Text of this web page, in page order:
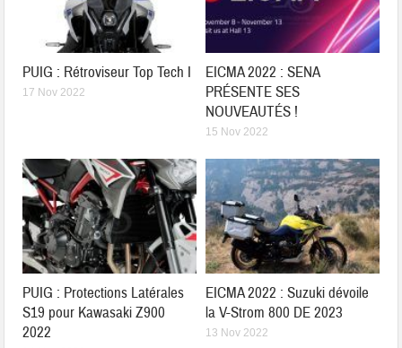
PUIG : Rétroviseur Top Tech I
17 Nov 2022
EICMA 2022 : SENA
PRÉSENTE SES
NOUVEAUTÉS !
15 Nov 2022
PUIG : Protections Latérales
S19 pour Kawasaki Z900
2022
EICMA 2022 : Suzuki dévoile
la V-Strom 800 DE 2023
13 Nov 2022